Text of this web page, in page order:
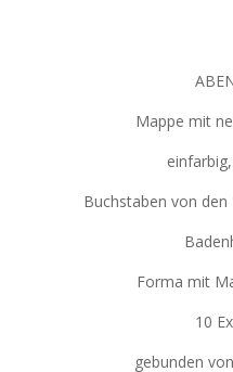
Mappe mit
Buchstaben von
Forma mit
10
gebunden